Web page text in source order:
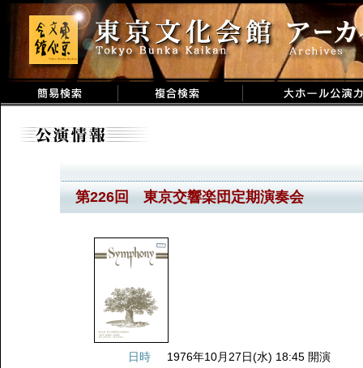
第226回 東京交響楽団定期演奏会
日時
1976年10月27日(水) 18:45 開演